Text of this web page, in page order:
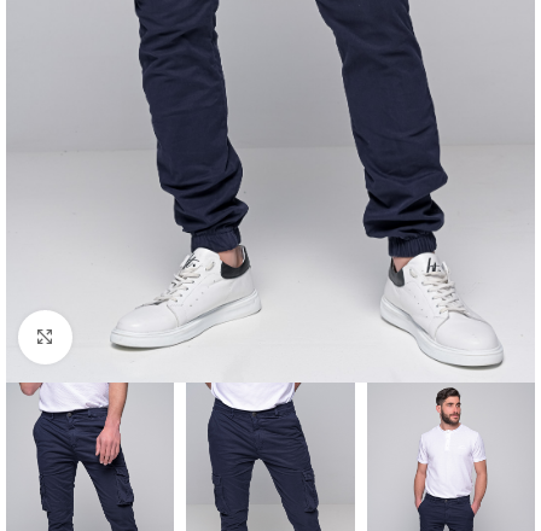
Click to enlarge